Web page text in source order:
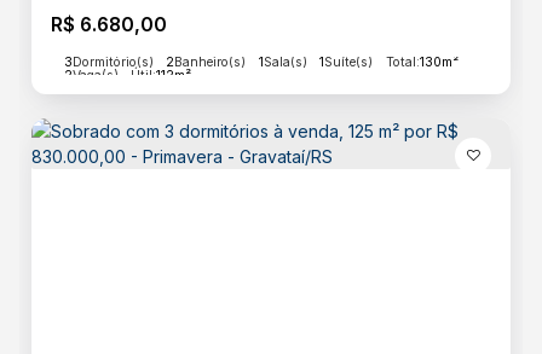
R$ 6.680,00
3Dormitório(s) 2Banheiro(s) 1Sala(s) 1Suíte(s) Total:130m²
2Vaga(s) Útil:112m²